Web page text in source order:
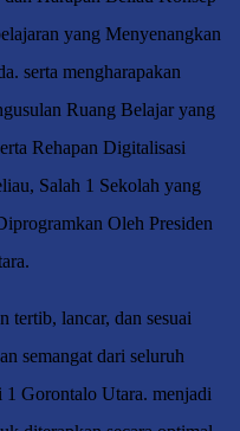
yang Menyenangkan
serta mengharapakan
Ruang Belajar yang
Rehapan Digitalisasi
Salah 1 Sekolah yang
Oleh Presiden
tertib, lancar, dan sesuai
semangat dari seluruh
Gorontalo Utara. menjadi